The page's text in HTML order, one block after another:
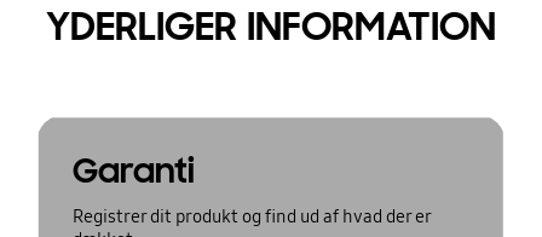
YDERLIGER INFORMATION
Garanti
Registrer dit produkt og find ud af hvad der er